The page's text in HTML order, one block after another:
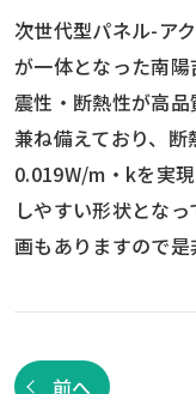
次世代型パネル-ア
が一体となった南
震性・断熱性が高
兼ね備えており、
0.019W/m・kを実
しやすい形状とな
画もありますので是
前へ